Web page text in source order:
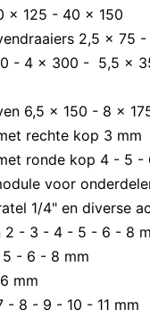
x 125 - 40 x 150
2,5 x 75
- 4 x 300 - 5,5 x
6,5 x 150 - 8 x
rechte kop 3 mm
ronde kop 4 - 5 -
voor
1/4" en diverse
2 - 3 - 4 - 5 - 6 - 8
- 6 - 8 mm
mm
- 8 - 9 - 10 - 11 mm